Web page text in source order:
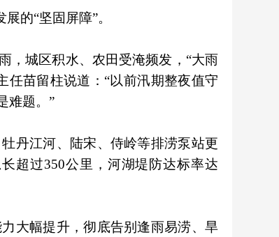
的“坚固屏障”。
，城区积水、农田受淹频发，“大雨
任苗留柱说道：“以前汛期整夜值守
难题。”
丹江河、陆宋、侍岭等排涝泵站更
超过350公里，河湖堤防达标率达
大幅提升，彻底告别逢雨易涝、旱